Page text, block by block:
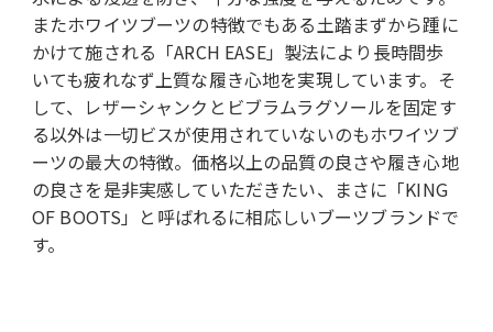
またホワイツブーツの特徴でもある土踏まずから踵に
かけて施される「ARCH EASE」製法により長時間歩
いても疲れなず上質な履き心地を実現しています。そ
して、レザーシャンクとビブラムラグソールを固定す
る以外は一切ビスが使用されていないのもホワイツブ
ーツの最大の特徴。価格以上の品質の良さや履き心地
の良さを是非実感していただきたい、まさに「KING
OF BOOTS」と呼ばれるに相応しいブーツブランドで
す。